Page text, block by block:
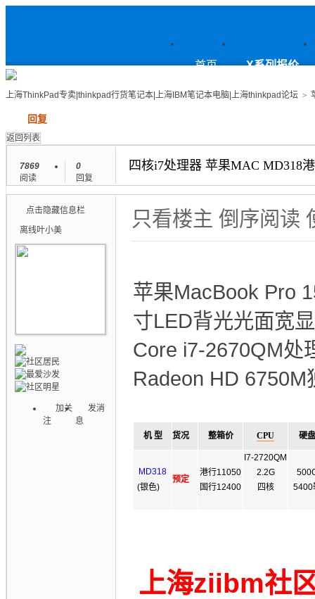
上
海ThinkPad专卖|thinkpad行货笔
记本|上海IBM笔记本电脑|上海
首页 X系列报价
上海ThinkPad专卖|thinkpad行货笔记本|上海IBM笔记本电脑|上海thinkpad论坛 >
回复
返回列表
7869
阅读
0
回复
四核i7处理器 苹果MAC MD318
点击隐藏信息栏
离线叶小美
加关
注
发消
息
只看楼主 倒序阅读
苹果MacBook Pro
寸LED背光光面宽
Core i7-2670QM处
Radeon HD 6750M
机 型 货况 整箱价 CPU 硬盘
MD318
(银色)
预定
港行11050
国行12400
I7-2720QM
2.2G
四核
50
5400
上海ziibm社